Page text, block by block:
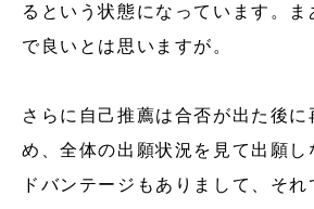
るという状態になっています。
で良いとは思いますが。
さらに自己推薦は合否が出た後に
め、全体の出願状況を見て出願し
ドバンテージもありまして、そ